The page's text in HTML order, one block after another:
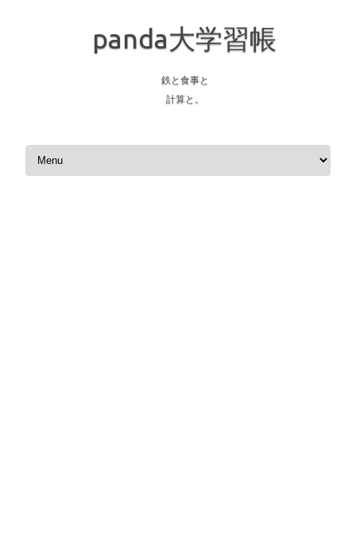
panda大学習帳
鉄と食事と
計算と。
Skip to content